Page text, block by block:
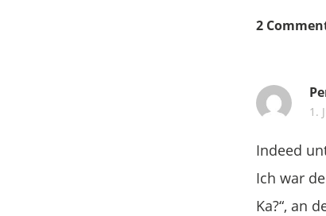
2
1.
Indeed
Ich war
Ka?“, an